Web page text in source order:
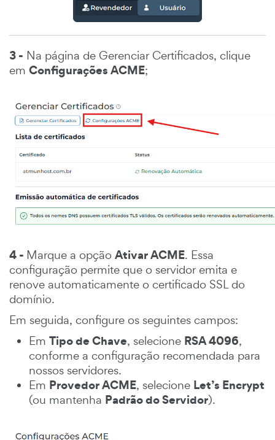
3 - Na página de Gerenciar Certificados, clique
em Configurações ACME;
4 - Marque a opção Ativar ACME. Essa
configuração permite que o servidor emita e
renove automaticamente o certificado SSL do
domínio.
Em seguida, configure os seguintes campos:
Em Tipo de Chave, selecione RSA 4096,
conforme a configuração recomendada para
nossos servidores.
Em Provedor ACME, selecione Let’s Encrypt
(ou mantenha Padrão do Servidor).